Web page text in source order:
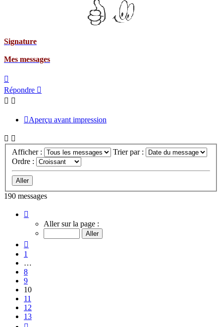
Répondre
Aperçu avant impression
Afficher :
Trier par :
Ordre :
190 messages
10
sur
Aller sur la page :
1
…
8
9
10
11
12
13